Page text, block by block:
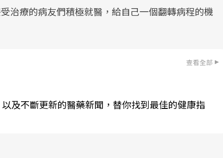
治療的病友們積極就醫，給自己一個翻轉病程的機
查看全部
及不斷更新的醫藥新聞，替你找到最佳的健康指